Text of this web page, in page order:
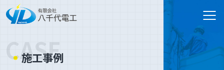
施工事例
CASE